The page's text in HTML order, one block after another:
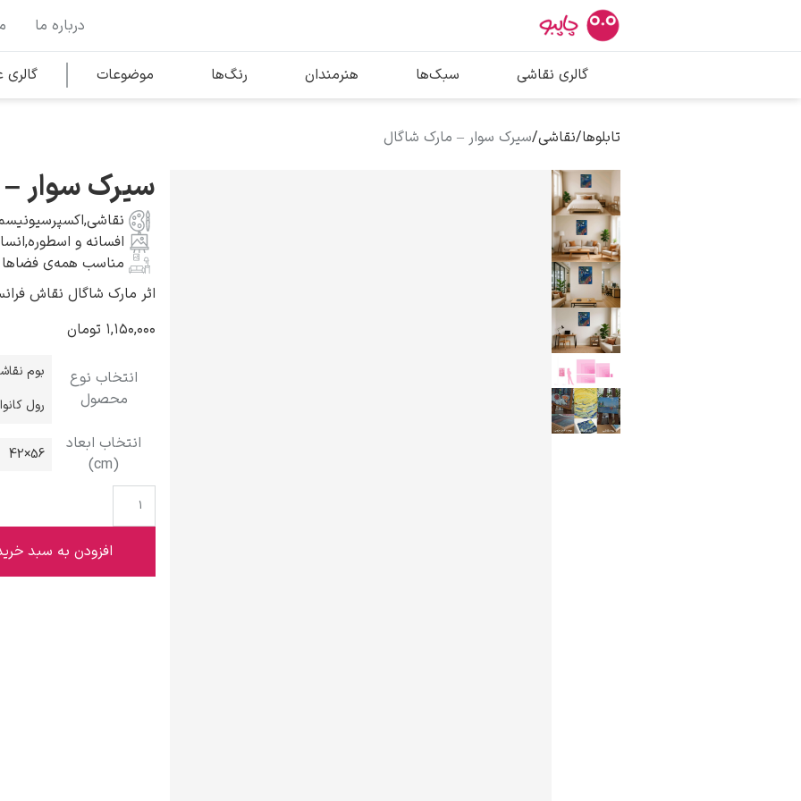
بیشترین جستجوها
پیکاسو
سالوادور دالی
محبوب‌ترین هنرمندان
درباره ما
گالری نقاشی سبک‌ها هنرمندان رنگ‌ها موضوعات
تابلوها/نقاشی/سیرک سوار – مارک شاگال
سیرک سوار
نقاشی,
افسانه و اسطوره,
مناسب همه‌ی فضاها
اثر مارک شاگال نقاش فرانسوی به
۱,۱۵۰,۰۰۰ تومان
انتخاب نوع
محصول
بوم
رول
انتخاب ابعاد
(cm)
56×42
افزودن به سبد